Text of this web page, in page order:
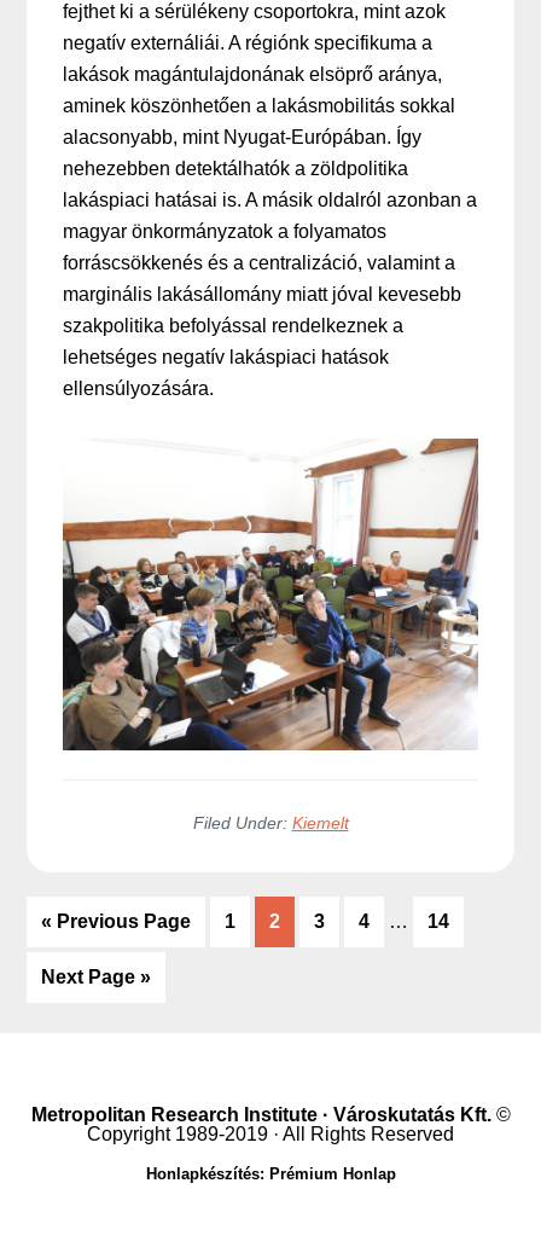
fejthet ki a sérülékeny csoportokra, mint azok
negatív externáliái. A régiónk specifikuma a
lakások magántulajdonának elsöprő aránya,
aminek köszönhetően a lakásmobilitás sokkal
alacsonyabb, mint Nyugat-Európában. Így
nehezebben detektálhatók a zöldpolitika
lakáspiaci hatásai is. A másik oldalról azonban a
magyar önkormányzatok a folyamatos
forráscsökkenés és a centralizáció, valamint a
marginális lakásállomány miatt jóval kevesebb
szakpolitika befolyással rendelkeznek a
lehetséges negatív lakáspiaci hatások
ellensúlyozására.
Filed Under: Kiemelt
« Go
Previous Page
Go
1
Go
to
2
Go
3
Go
4
Interim
…
Go
14
Go
Next Page »
Metropolitan Research Institute · Városkutatás Kft.©
Copyright 1989-2019 · All Rights Reserved
Honlapkészítés: Prémium Honlap